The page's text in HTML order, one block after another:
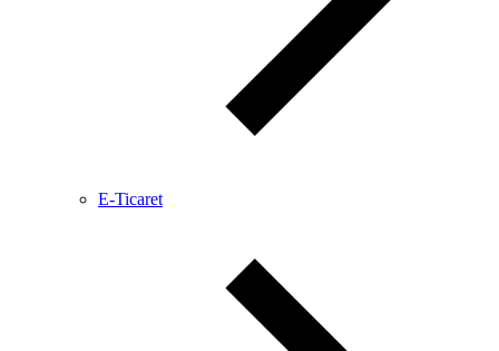
E-Ticaret